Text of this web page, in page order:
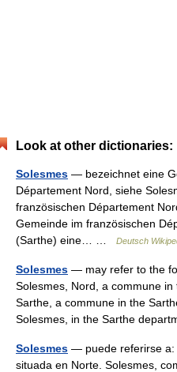
Look at other dictionaries:
Solesmes — bezeichnet eine
Département Nord, siehe
französischen Département
Gemeinde im französischen
(Sarthe) eine… …
Deutsch
Solesmes — may refer to the
Solesmes, Nord, a commune
Sarthe, a commune in the
Solesmes, in the Sarthe
Solesmes — puede referirse a:
situada en Norte. Solesmes,